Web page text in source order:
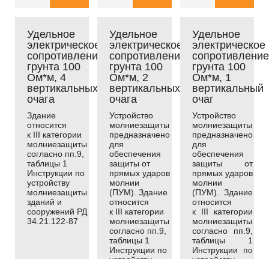
Удельное
электрическое
сопротивление
грунта 100
Ом*м, 4
вертикальных
очага
Здание
относится
к III категории
молниезащиты
согласно пп.9,
таблицы 1
Инструкции по
устройству
молниезащиты
зданий и
сооружений РД
34.21.122-87
Удельное
электрическое
сопротивление
грунта 100
Ом*м, 2
вертикальных
очага
Устройство
молниезащиты
предназначено
для
обеспечения
защиты от
прямых ударов
молнии
(ПУМ). Здание
относится
к III категории
молниезащиты
согласно пп.9,
таблицы 1
Инструкции по
Удельное
электрическое
сопротивление
грунта 100
Ом*м, 1
вертикальный
очаг
Устройство
молниезащиты
предназначено
для
обеспечения
защиты от
прямых ударов
молнии
(ПУМ). Здание
относится
к III категории
молниезащиты
согласно пп.9,
таблицы 1
Инструкции по